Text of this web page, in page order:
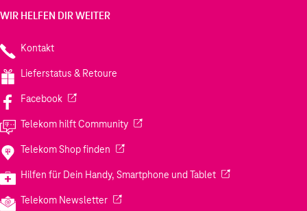
WIR HELFEN DIR WEITER
Kontakt
Lieferstatus & Retoure
Facebook(Wird in einem neuen Tab geöffnet)
Telekom hilft Community(Wird in einem neuen Tab geöffnet)
Telekom Shop finden (Wird in einem neuen Tab geöffnet)
Hilfen für Dein Handy, Smartphone und Tablet(Wird in einem
Telekom Newsletter(Wird in einem neuen Tab geöffnet)